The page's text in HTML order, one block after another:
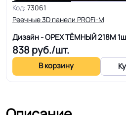
Система примыкания к
стенам
Плинтус
Система стыковки
Шип - паз
Код: 73061
Реечные 3D панели PROFi-M
Дизайн - ОРЕХ ТЁМНЫЙ 218М
838руб./шт.
В корзину